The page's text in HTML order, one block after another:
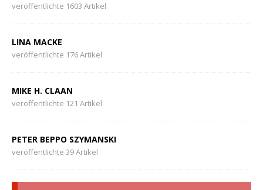
veröffentlichte 1603 Artikel
LINA MACKE
veröffentlichte 176 Artikel
MIKE H. CLAAN
veröffentlichte 121 Artikel
PETER BEPPO SZYMANSKI
veröffentlichte 39 Artikel